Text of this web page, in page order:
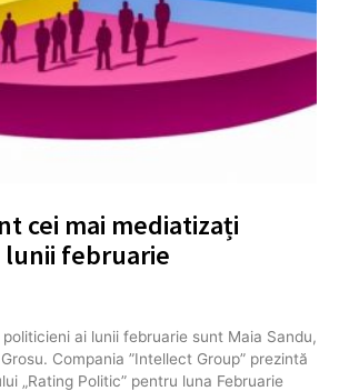
cei mai mediatizați
lunii februarie
ai lunii februarie sunt Maia Sandu,
Compania ”Intellect Group” prezintă
„Rating Politic” pentru luna Februarie